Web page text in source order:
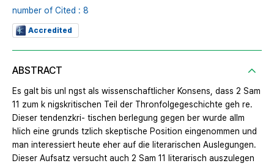
number of Cited : 8
Accredited
ABSTRACT
Es galt bis unl ngst als wissenschaftlicher Konsens, dass 2 Sam
11 zum k nigskritischen Teil der Thronfolgegeschichte geh re.
Dieser tendenzkri- tischen berlegung gegen ber wurde allm
hlich eine grunds tzlich skeptische Position eingenommen und
man interessiert heute eher auf die literarischen Auslegungen.
Dieser Aufsatz versucht auch 2 Sam 11 literarisch auszulegen